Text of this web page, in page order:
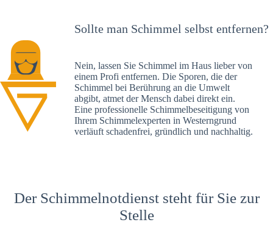
Sollte man Schimmel selbst entfernen?
Nein, lassen Sie Schimmel im Haus lieber von
einem Profi entfernen. Die Sporen, die der
Schimmel bei Berührung an die Umwelt
abgibt, atmet der Mensch dabei direkt ein.
Eine professionelle Schimmelbeseitigung von
Ihrem Schimmelexperten in Westerngrund
verläuft schadenfrei, gründlich und nachhaltig.
Der Schimmelnotdienst steht für Sie zur
Stelle